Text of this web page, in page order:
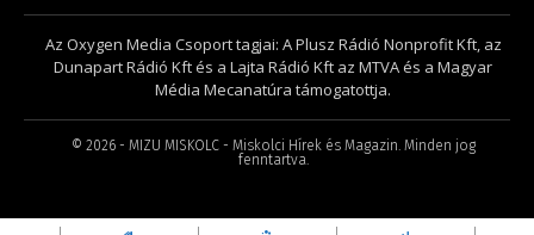
Az Oxygen Media Csoport tagjai: A Plusz Rádió Nonprofit Kft, az
Dunapart Rádió Kft és a Lajta Rádió Kft az MTVA és a Magyar
Média Mecanatúra támogatottja.
© 2026- MIZU MISKOLC - Miskolci Hírek és Magazin. Minden jog
fenntartva.